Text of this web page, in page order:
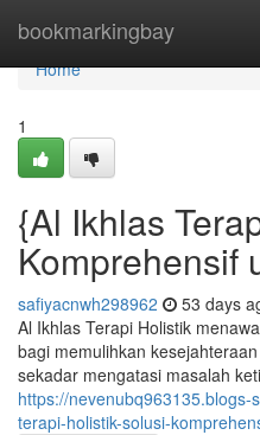
bookmarkingbay
Home
Home
1
{Al Ikhlas
Komprehensif
safiyacnwh298962 53 days
Al Ikhlas Terapi Holistik
bagi memulihkan
sekadar mengatasi masalah
https://
terapi-holistik-solusi-